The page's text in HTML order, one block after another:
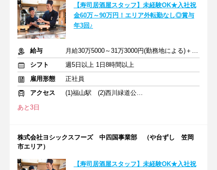
【寿司居酒屋スタッフ】未経験OK★入社祝
金60万～90万円！エリア外転勤なし◎賞与
年3回♪
給与
月給30万5000～31万3000円(勤務地による)＋交通費＋賞与年3回
シフト
週5日以上 1日8時間以上
雇用形態
正社員
アクセス
(1)福山駅 (2)西川緑道公園駅 (3)下松駅
あと3日
株式会社ヨシックスフーズ 中四国事業部 （や台ずし 笠岡
市エリア）
【寿司居酒屋スタッフ】未経験OK★入社祝